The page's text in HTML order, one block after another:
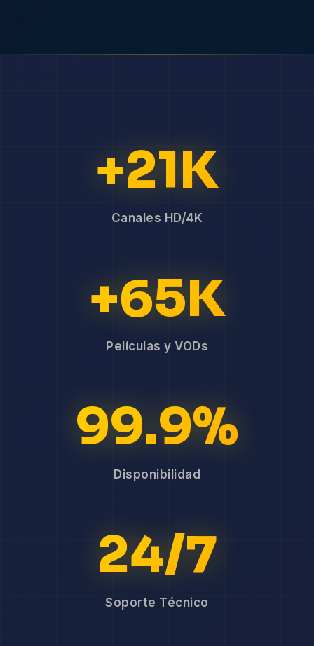
+21K
Canales HD/4K
+65K
Películas y VODs
99.9%
Disponibilidad
24/7
Soporte Técnico